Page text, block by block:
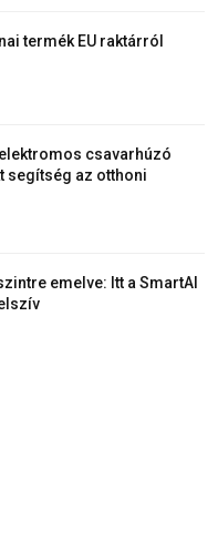
termék EU raktárról
csavarhúzó
segítség az otthoni
emelve: Itt a SmartAI